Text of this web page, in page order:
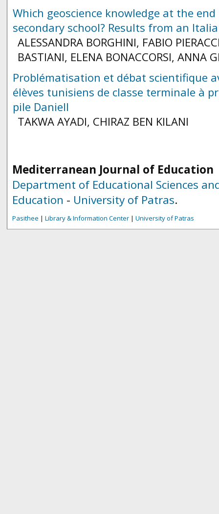
Which geoscience knowledge at the
secondary school? Results from an
ALESSANDRA BORGHINI, FABIO
BASTIANI, ELENA BONACCORSI, ANNA
Problématisation et débat scientifique
élèves tunisiens de classe terminale à
pile Daniell
TAKWA AYADI, CHIRAZ ΒΕΝ KILANI
Mediterranean Journal of Education
Department of Educational Sciences
Education - University of Patras.
Pasithee | Library & Information Center | University of Patras